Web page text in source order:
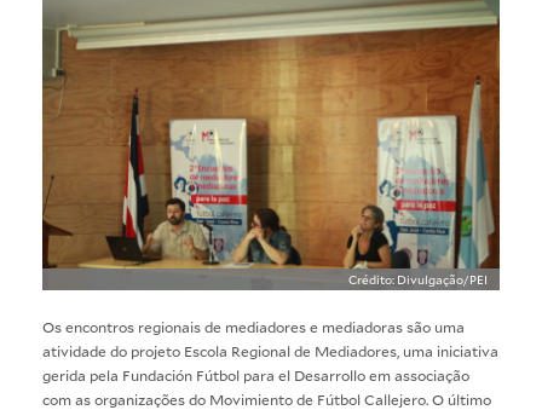
Crédito: Divulgação/PEI
Os encontros regionais de mediadores e mediadoras são uma
atividade do projeto Escola Regional de Mediadores, uma iniciativa
gerida pela Fundación Fútbol para el Desarrollo em associação
com as organizações do Movimiento de Fútbol Callejero. O último